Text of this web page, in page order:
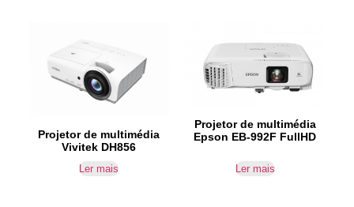
Projetor de multimédia
Vivitek DH856
Ler mais
Projetor de multimédia
Epson EB-992F FullHD
Ler mais